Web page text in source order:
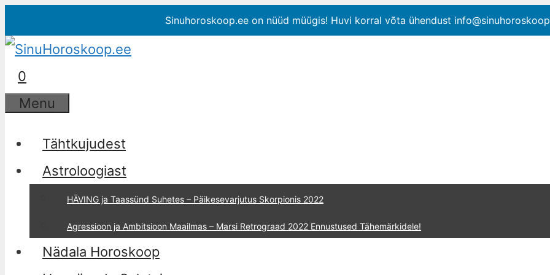
Sinuhoroskoop.ee on nüüd müügis! Huvi korral võta ühendust
0
Menu
Tähtkujudest
Astroloogiast
HÄVING ja Taassünd Suhetes – Päikesevarjutus Skorpionis 2022
Agressioon ja Ambitsioon Maailmas – Marsi Retrograad 2022 Ennustused Tähemärkidele!
Nädala Horoskoop